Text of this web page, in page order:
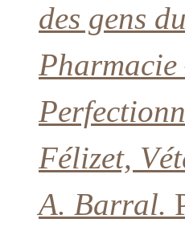
des gens
Félizet,
A. Barral.